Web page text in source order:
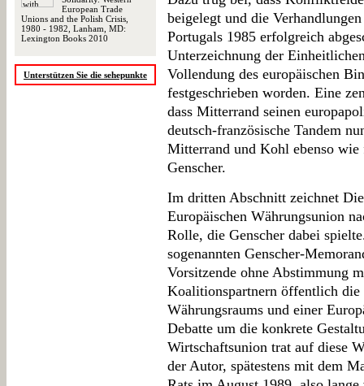
European Trade
Unions and the Polish Crisis,
1980 - 1982, Lanham, MD:
Lexington Books 2010
Unterstützen Sie die sehepunkte
beigelegt und die
Portugals 1985 erfolgreich
Unterzeichnung der
Vollendung des europäischen
festgeschrieben worden. Eine
dass Mitterrand seinen
deutsch-französische Tandem
Mitterrand und Kohl ebenso
Genscher.
Im dritten Abschnitt zeichnet
Europäischen Währungsunion
Rolle, die Genscher dabei
sogenannten Genscher-
Vorsitzende ohne Abstimmung
Koalitionspartnern öffentlich die
Währungsraums und einer
Debatte um die konkrete
Wirtschaftsunion trat auf diese
der Autor, spätestens mit dem